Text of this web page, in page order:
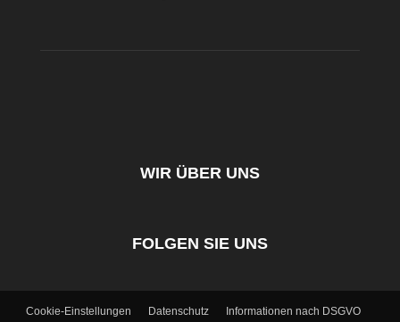
WIR ÜBER UNS
FOLGEN SIE UNS
Cookie-Einstellungen Datenschutz Informationen nach DSGVO